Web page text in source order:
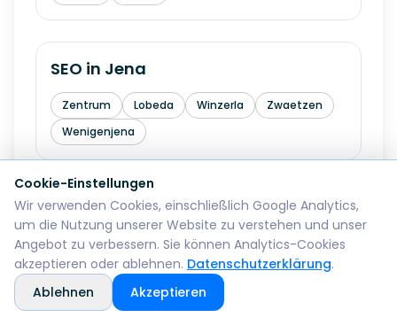
SEO in Jena
Zentrum Lobeda Winzerla
Zwaetzen
Wenigenjena
SEO inLueneburg
Altstadt Oedem
Cookie-Einstellungen
Wir verwenden Cookies, einschließlich Google Analytics,
um die Nutzung unserer Website zu verstehen und unser
Angebot zu verbessern. Sie können Analytics-Cookies
akzeptieren oder ablehnen. Datenschutzerklärung.
Ablehnen
Akzeptieren